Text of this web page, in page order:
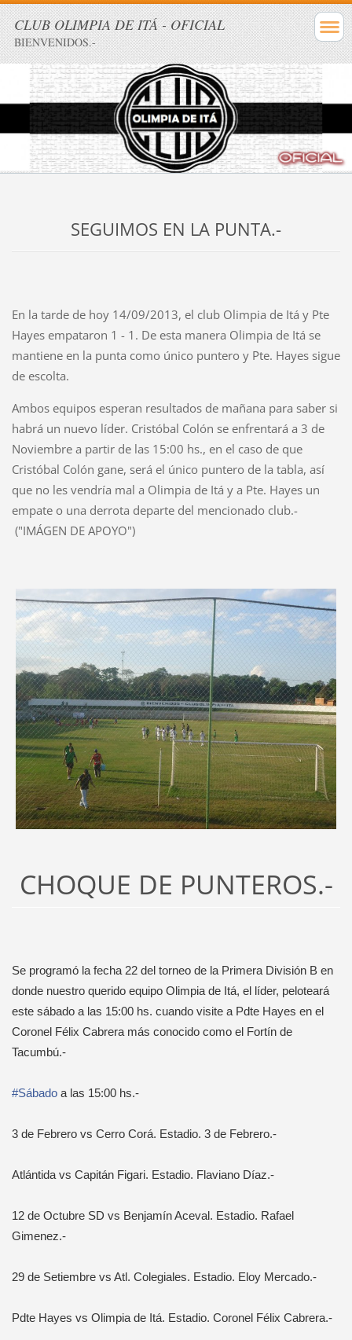
CLUB OLIMPIA DE ITÁ - OFICIAL
BIENVENIDOS.-
SEGUIMOS EN LA PUNTA.-
En la tarde de hoy 14/09/2013, el club Olimpia de Itá y Pte
Hayes empataron 1 - 1. De esta manera Olimpia de Itá se
mantiene en la punta como único puntero y Pte. Hayes sigue
de escolta.
Ambos equipos esperan resultados de mañana para saber si
habrá un nuevo líder. Cristóbal Colón se enfrentará a 3 de
Noviembre a partir de las 15:00 hs., en el caso de que
Cristóbal Colón gane, será el único puntero de la tabla, así
que no les vendría mal a Olimpia de Itá y a Pte. Hayes un
empate o una derrota departe del mencionado club.-
("IMÁGEN DE APOYO")
CHOQUE DE PUNTEROS.-
Se programó la fecha 22 del torneo de la Primera División B en
donde nuestro querido equipo Olimpia de Itá, el líder, peloteará
este sábado a las 15:00 hs. cuando visite a Pdte Hayes en el
Coronel Félix Cabrera más conocido como el Fortín de
Tacumbú.-
#Sábadoa las 15:00 hs.-
3 de Febrero vs Cerro Corá. Estadio. 3 de Febrero.-
Atlántida vs Capitán Figari. Estadio. Flaviano Díaz.-
12 de OctubreSD vs Benjamín Aceval. Estadio. Rafael
Gimenez.-
29 de Setiembre vs Atl. Colegiales. Estadio. Eloy Mercado.-
Pdte Hayes vs Olimpia de Itá. Estadio. Coronel Félix Cabrera.-